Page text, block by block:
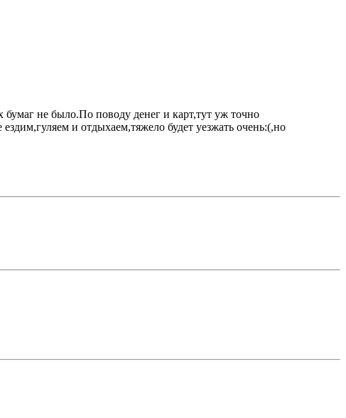
не было.По поводу денег и карт,тут уж точно
и отдыхаем,тяжело будет уезжать очень:(,но